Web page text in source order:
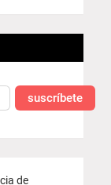
suscríbete
de